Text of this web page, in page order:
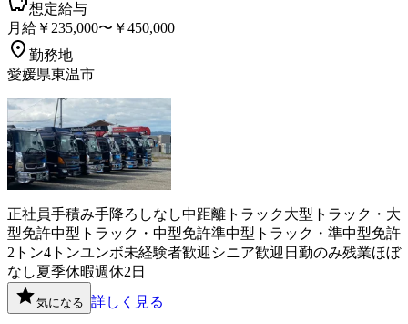
想定給与
月給￥235,000〜￥450,000
勤務地
愛媛県東温市
正社員手積み手降ろしなし中距離 トラック大型トラック・大
型免許中型トラック・中型免許準中型トラック・準中型免許
2トン4トンユンボ未経験者歓迎 シニア歓迎 日勤のみ残業ほぼ
なし夏季休暇週休2日
気になる 詳しく見る